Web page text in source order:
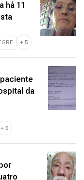
há 11
+ 5
da
+ 5